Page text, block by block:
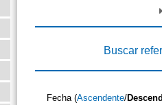
Buscar
Fecha (Ascendente/